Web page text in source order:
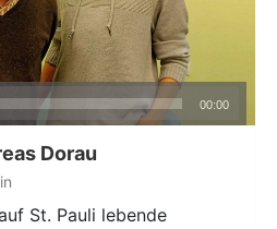
00:00
Dorau
St. Pauli lebende